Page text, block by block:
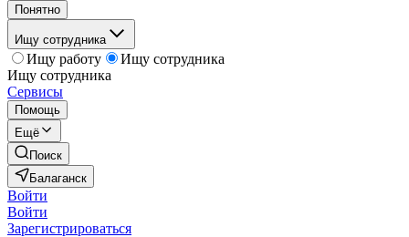
Понятно
Ищу сотрудника
Ищу работу
Ищу сотрудника
Ищу сотрудника
Сервисы
Помощь
Ещё
Поиск
Балаганск
Войти
Войти
Зарегистрироваться